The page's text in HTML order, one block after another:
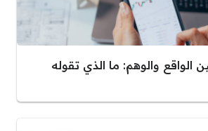
الواقع والوهم: ما الذي تقوله